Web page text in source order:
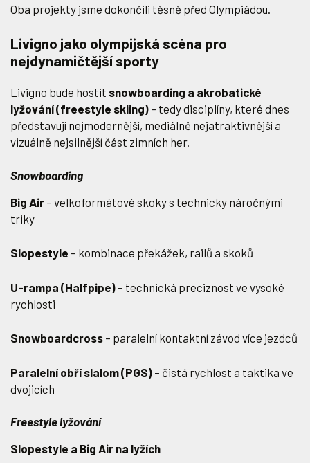
Oba projekty jsme dokončili těsně před Olympiádou.
Livigno jako olympijská scéna pro
nejdynamičtější sporty
Livigno bude hostit snowboarding a akrobatické
lyžování (freestyle skiing) – tedy disciplíny, které dnes
představují nejmodernější, mediálně nejatraktivnější a
vizuálně nejsilnější část zimních her.
Snowboarding
Big Air – velkoformátové skoky s technicky náročnými
triky
Slopestyle – kombinace překážek, railů a skoků
U-rampa (Halfpipe) – technická preciznost ve vysoké
rychlosti
Snowboardcross – paralelní kontaktní závod více jezdců
Paralelní obří slalom (PGS) – čistá rychlost a taktika ve
dvojicích
Freestyle lyžování
Slopestyle a Big Air na lyžích